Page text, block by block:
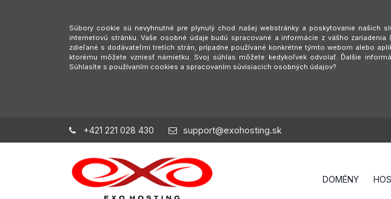
Súbory cookie sú nevyhnutné pre plynulý chod našej webstránky a poskytovanie našich
internetovú stránku. Vaše osobné údaje budú spracované a informácie z vášho
zdieľané s dodávateľmi tretích strán, prípadne používané konkrétne týmto webom alebo
ktorému môžete vzniesť námietku. Svoj súhlas môžete kedykoľvek odvolať. Ďalšie
Súhlasíte s používaním cookies a spracovaním súvisiacich osobných údajov?
+421 221 028 430 support@exohosting.sk
DOMÉNY